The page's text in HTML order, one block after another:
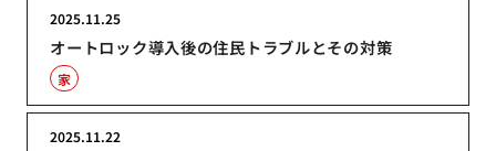
オートロック導入後の住民トラブルとその対策
2025.11.25
家
2025.11.22